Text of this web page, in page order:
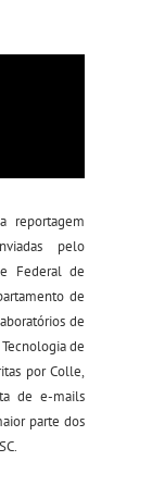
reportagem
pelo
Federal de
de
de
de
por Colle,
de e-mails
parte dos